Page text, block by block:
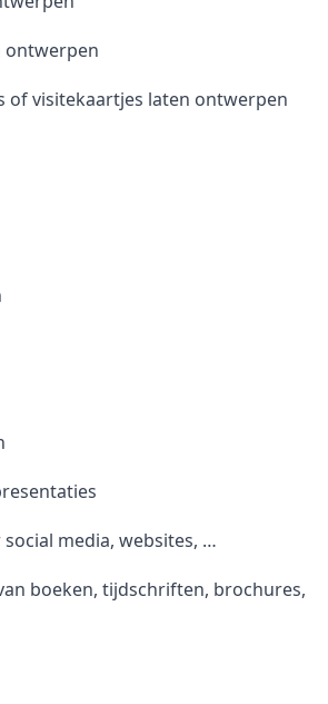
ontwerpen
of visitekaartjes laten ontwerpen
media, websites, …
boeken, tijdschriften, brochures,